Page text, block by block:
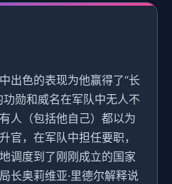
出色的表现为他赢得了“长
勋和威名在军队中无人不
人（包括他自己）都以为
官，在军队中担任要职，
调度到了刚刚成立的国家
长奥莉维亚·里德尔解释说